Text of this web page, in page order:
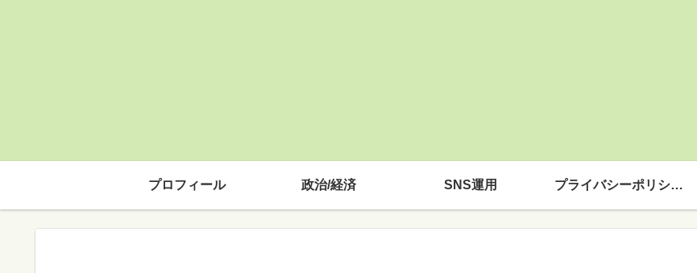
プロフィール 政治/経済 SNS運用 プライバシーポリシー